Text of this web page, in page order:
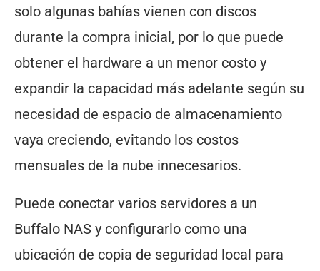
solo algunas bahías vienen con discos
durante la compra inicial, por lo que puede
obtener el hardware a un menor costo y
expandir la capacidad más adelante según su
necesidad de espacio de almacenamiento
vaya creciendo, evitando los costos
mensuales de la nube innecesarios.
Puede conectar varios servidores a un
Buffalo NAS y configurarlo como una
ubicación de copia de seguridad local para